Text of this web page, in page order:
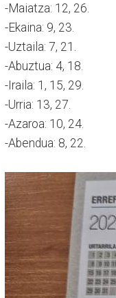
-Maiatza: 12, 26.
-Ekaina: 9, 23.
-Uztaila: 7, 21.
-Abuztua: 4, 18.
-Iraila: 1, 15, 29.
-Urria: 13, 27.
-Azaroa: 10, 24.
-Abendua: 8, 22.